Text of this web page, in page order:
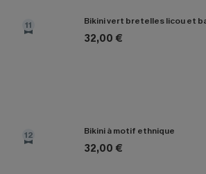
11 Bikini vert bretelles licou et
32,00 €
12 Bikini à motif ethnique
32,00 €